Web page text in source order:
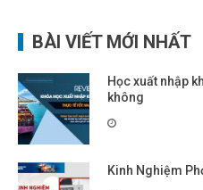
BÀI VIẾT MỚI NHẤT
Học xuất nhập
không
Kinh Nghiệm